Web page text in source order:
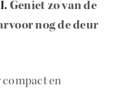
Geniet zo van de
nog de deur
en